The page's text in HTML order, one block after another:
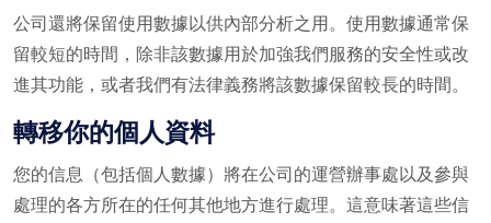
公司還將保留使用數據以供內部分析之用。使用數據通常保
留較短的時間，除非該數據用於加強我們服務的安全性或改
進其功能，或者我們有法律義務將該數據保留較長的時間。
轉移你的個人資料
您的信息（包括個人數據）將在公司的運營辦事處以及參與
處理的各方所在的任何其他地方進行處理。這意味著這些信